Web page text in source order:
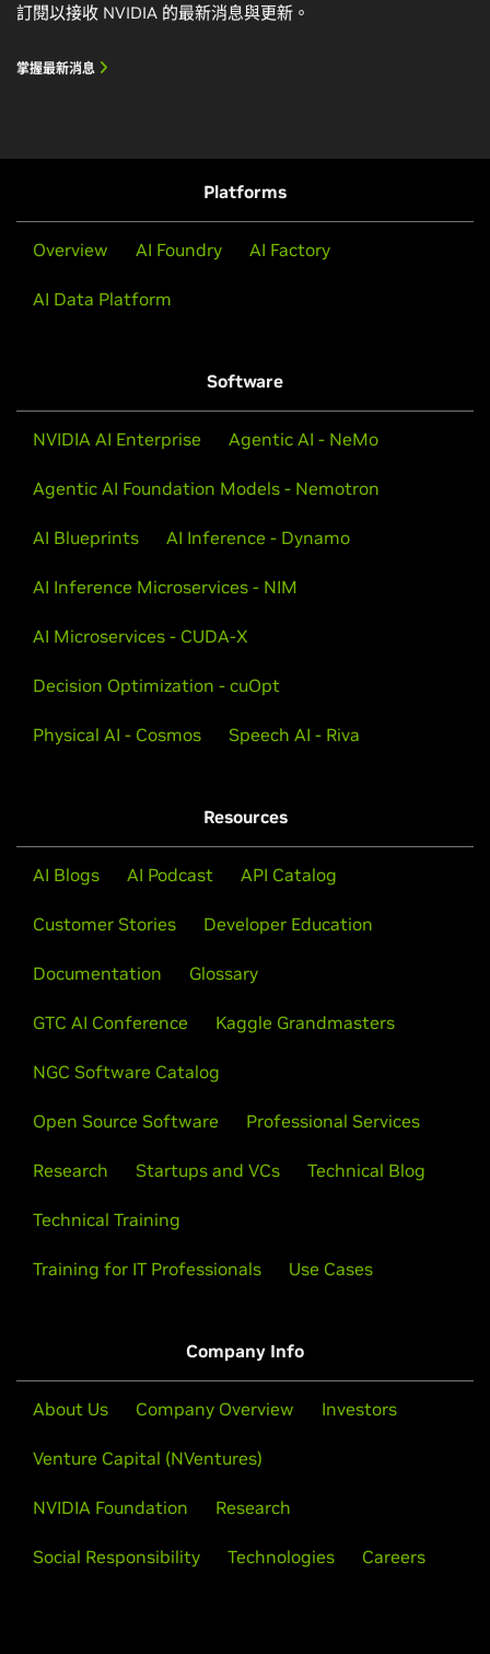
檢視工作坊
揭開語音人工智慧神祕面紗
瞭解實現一流準確度的技術，並為您的產業客製化語音 AI
查看更多訓練課程
訂閱以接收 NVIDIA 的最新消息與更新。
掌握最新消息
Platforms
Overview AI Foundry AI Factory
AI Data Platform
Software
NVIDIA AI Enterprise Agentic AI - NeMo
Agentic AI Foundation Models - Nemotron
AI Blueprints AI Inference - Dynamo
AI Inference Microservices - NIM
AI Microservices - CUDA-X
Decision Optimization - cuOpt
Physical AI - Cosmos Speech AI - Riva
Resources
AI Blogs AI Podcast API Catalog
Customer Stories Developer Education
Documentation Glossary
GTC AI Conference Kaggle Grandmasters
NGC Software Catalog
Open Source Software Professional Services
Research Startups and VCs Technical Blog
Technical Training
Training for IT Professionals Use Cases
Company Info
About Us Company Overview Investors
Venture Capital (NVentures)
NVIDIA Foundation Research
Social Responsibility Technologies Careers